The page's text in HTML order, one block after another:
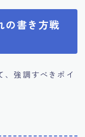
の書き方戦
、強調すべきポイ